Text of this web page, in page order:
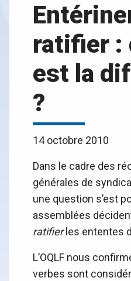
ratifier :
est la
?
14 octobre 2010
Dans le cadre des
générales de
une question s’est
assemblées
ratifierles ententes
L’OQLF nous
verbes sont